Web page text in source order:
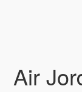
Air